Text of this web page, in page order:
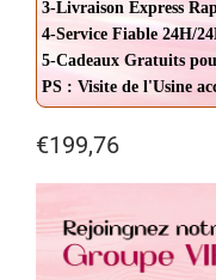
3-Livraison Express
4-Service Fiable 24H/
5-Cadeaux Gratuits
PS : Visite de l'Usine
€199,76